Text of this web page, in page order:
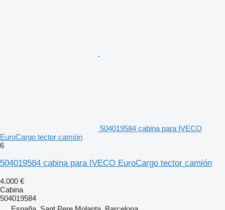
504019584 cabina para IVECO
EuroCargo tector camión
6
504019584 cabina para IVECO EuroCargo tector camión
4.000 €
Cabina
504019584